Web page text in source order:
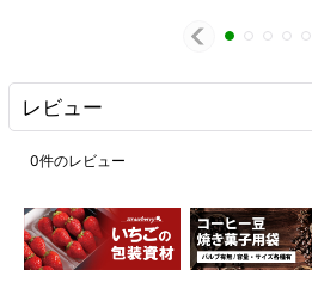
レビュー
0件のレビュー